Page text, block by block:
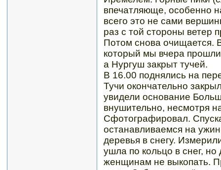
впечатляюще, особенно
всего это не сами
раз с той стороны ветер
Потом снова очищается.
который мы вчера
а Нургуш закрыт тучей.
В 16.00 поднялись на
Тучи окончательно
увидели основание
внушительно, несмотря
Сфотографировал.
останавливаемся на
деревья в снегу.
ушла по кольцо в снег,
женщинам не выкопать.